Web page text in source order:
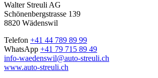
Walter Streuli AG
Schönenbergstrasse 139
8820 Wädenswil
Telefon +41 44 789 89 99
WhatsApp +41 79 715 89 49
info-waedenswil@auto-streuli.ch
www.auto-streuli.ch